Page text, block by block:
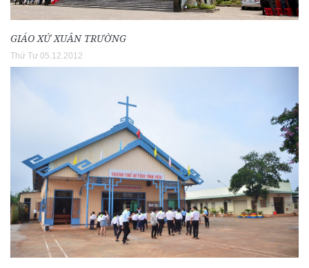
GIÁO XỨ XUÂN TRƯỜNG
Thứ Tư 05.12.2012